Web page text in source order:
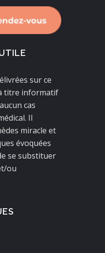
sur ce
titre informatif
cas
Il
miracle et
évoquées
se substituer
ou